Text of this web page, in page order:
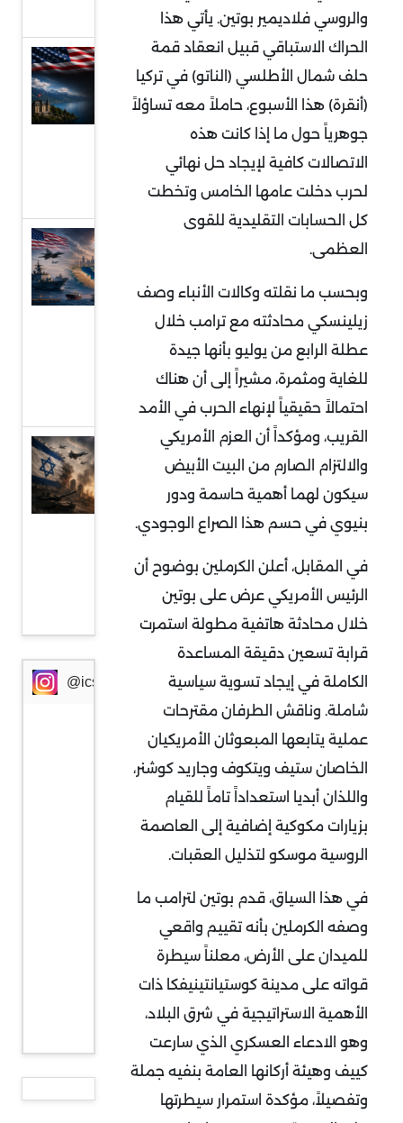
والروسي فلاديمير بوتين. يأتي هذا
الحراك الاستباقي قبيل انعقاد قمة
حلف شمال الأطلسي (الناتو) في تركيا
(أنقرة) هذا الأسبوع، حاملاً معه تساؤلاً
جوهرياً حول ما إذا كانت هذه
الاتصالات كافية لإيجاد حل نهائي
لحرب دخلت عامها الخامس وتخطت
كل الحسابات التقليدية للقوى
العظمى.
وبحسب ما نقلته وكالات الأنباء وصف
زيلينسكي محادثته مع ترامب خلال
عطلة الرابع من يوليو بأنها جيدة
للغاية ومثمرة، مشيراً إلى أن هناك
احتمالاً حقيقياً لإنهاء الحرب في الأمد
القريب، ومؤكداً أن العزم الأمريكي
والالتزام الصارم من البيت الأبيض
سيكون لهما أهمية حاسمة ودور
بنيوي في حسم هذا الصراع الوجودي.
في المقابل، أعلن الكرملين بوضوح أن
الرئيس الأمريكي عرض على بوتين
خلال محادثة هاتفية مطولة استمرت
قرابة تسعين دقيقة المساعدة
الكاملة في إيجاد تسوية سياسية
شاملة. وناقش الطرفان مقترحات
عملية يتابعها المبعوثان الأمريكيان
الخاصان ستيف ويتكوف وجاريد كوشنر،
واللذان أبديا استعداداً تاماً للقيام
بزيارات مكوكية إضافية إلى العاصمة
الروسية موسكو لتذليل العقبات.
في هذا السياق، قدم بوتين لترامب ما
وصفه الكرملين بأنه تقييم واقعي
للميدان على الأرض، معلناً سيطرة
قواته على مدينة كوستيانتينيفكا ذات
الأهمية الاستراتيجية في شرق البلاد،
وهو الادعاء العسكري الذي سارعت
كييف وهيئة أركانها العامة بنفيه جملة
وتفصيلاً، مؤكدة استمرار سيطرتها
لحماس
سويسرا ..
فهم
الجولة
الأولى
الهدنة
الهشة
والحرب
منخفضة
الوتيرة
قراءة
في
عودة
المواجهة
المباشرة
@icssresearch